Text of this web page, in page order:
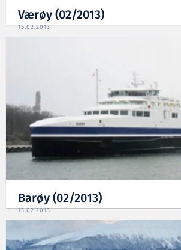
Værøy (02/2013)
15.02.2013
Barøy (02/2013)
15.02.2013